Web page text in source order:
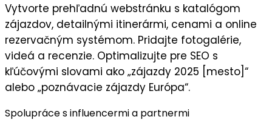
Vytvorte prehľadnú webstránku s katalógom
zájazdov, detailnými itinerármi, cenami a online
rezervačným systémom. Pridajte fotogalérie,
videá a recenzie. Optimalizujte pre SEO s
kľúčovými slovami ako „zájazdy 2025 [mesto]“
alebo „poznávacie zájazdy Európa“.
Spolupráce s influencermi a partnermi